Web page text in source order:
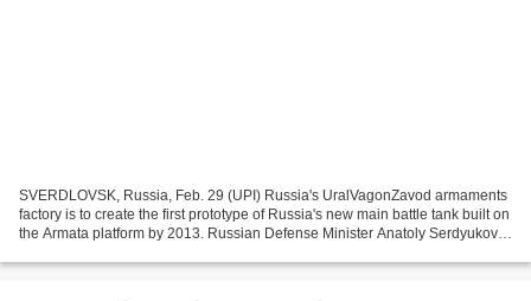
SVERDLOVSK, Russia, Feb. 29 (UPI) Russia's UralVagonZavod armaments
factory is to create the first prototype of Russia's new main battle tank built on
the Armata platform by 2013. Russian Defense Minister Anatoly Serdyukov